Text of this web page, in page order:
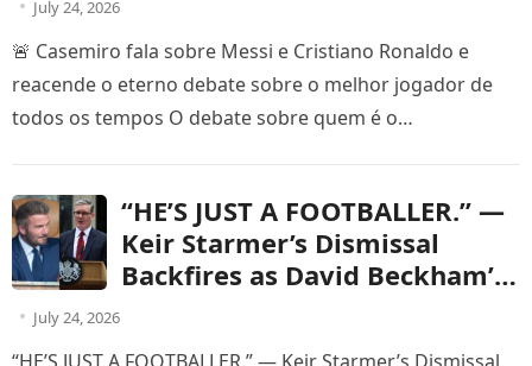
July 24, 2026
🚨 Casemiro fala sobre Messi e Cristiano Ronaldo e
reacende o eterno debate sobre o melhor jogador de
todos os tempos O debate sobre quem é o…
“HE’S JUST A FOOTBALLER.” —
Keir Starmer’s Dismissal
Backfires as David Beckham’s
July 24, 2026